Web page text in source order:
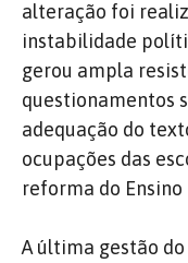
alteração foi
instabilidade
gerou ampla
questionamentos
adequação do
ocupações das
reforma do Ensino
A última gestão